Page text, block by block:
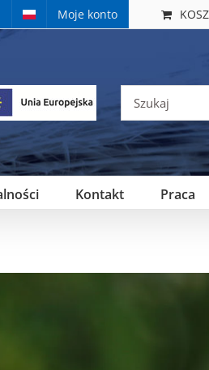
Moje konto
Kontakt Praca